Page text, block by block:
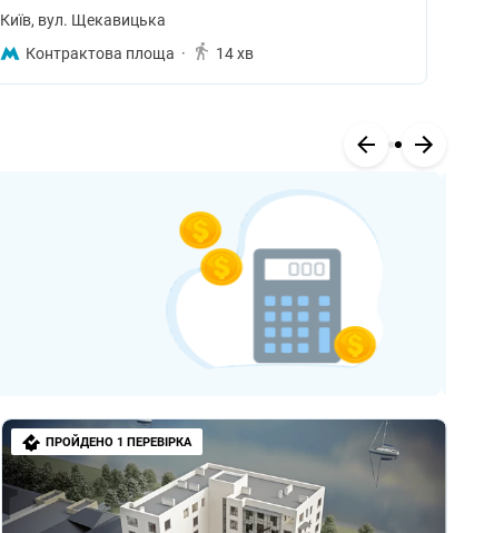
Київ, вул. Щекавицька
Контрактова площа · 14 хв
ПРОЙДЕНО 1 ПЕРЕВІРКА